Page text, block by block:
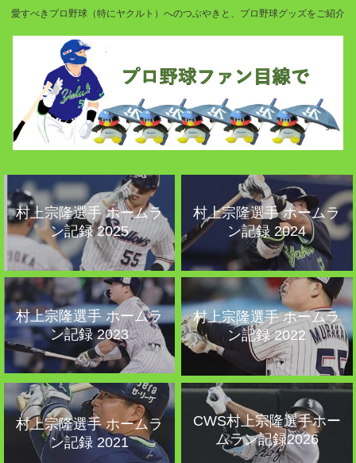
愛すべきプロ野球（特にヤクルト）へのつぶやきと、プロ野球グッズをご紹介
村上宗隆選手 ホームラ
ン記録 2025
村上宗隆選手 ホームラ
ン記録 2024
村上宗隆選手 ホームラ
ン記録 2023
村上宗隆選手 ホームラ
ン記録 2022
村上宗隆選手 ホームラ
ン記録 2021
CWS村上宗隆選手ホー
ムラン記録2026